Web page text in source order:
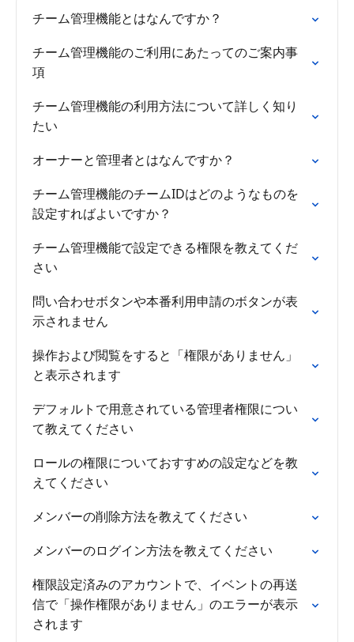
チーム管理機能とはなんですか？
チーム管理機能のご利用にあたってのご案内事
項
チーム管理機能の利用方法について詳しく知り
たい
オーナーと管理者とはなんですか？
チーム管理機能のチームIDはどのようなものを
設定すればよいですか？
チーム管理機能で設定できる権限を教えてくだ
さい
問い合わせボタンや本番利用申請のボタンが表
示されません
操作および閲覧をすると「権限がありません」
と表示されます
デフォルトで用意されている管理者権限につい
て教えてください
ロールの権限についておすすめの設定などを教
えてください
メンバーの削除方法を教えてください
メンバーのログイン方法を教えてください
権限設定済みのアカウントで、イベントの再送
信で「操作権限がありません」のエラーが表示
されます